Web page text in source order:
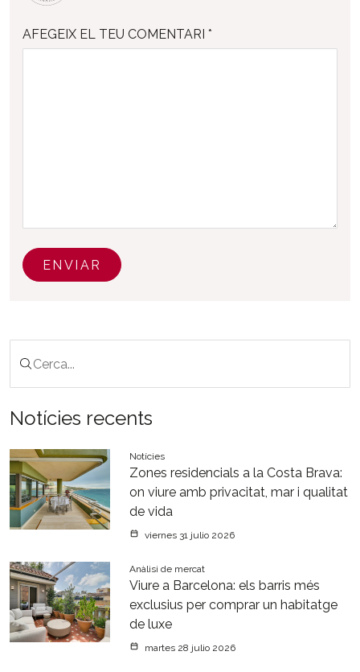
AFEGEIX EL TEU COMENTARI *
ENVIAR
Notícies recents
Notícies
Zones residencials a la Costa Brava:
on viure amb privacitat, mar i qualitat
de vida
viernes 31 julio 2026
Anàlisi de mercat
Viure a Barcelona: els barris més
exclusius per comprar un habitatge
de luxe
martes 28 julio 2026